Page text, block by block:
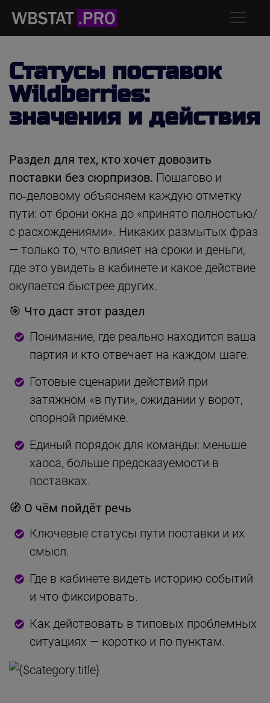
Статусы поставок
Wildberries:
значения и действия
Раздел для тех, кто хочет довозить
поставки без сюрпризов. Пошагово и
по‑деловому объясняем каждую отметку
пути: от брони окна до «принято полностью/
с расхождениями». Никаких размытых фраз
— только то, что влияет на сроки и деньги,
где это увидеть в кабинете и какое действие
окупается быстрее других.
🎯 Что даст этот раздел
Понимание, где реально находится ваша
партия и кто отвечает на каждом шаге.
Готовые сценарии действий при
затяжном «в пути», ожидании у ворот,
спорной приёмке.
Единый порядок для команды: меньше
хаоса, больше предсказуемости в
поставках.
🧭 О чём пойдёт речь
Ключевые статусы пути поставки и их
смысл.
Где в кабинете видеть историю событий
и что фиксировать.
Как действовать в типовых проблемных
ситуациях — коротко и по пунктам.